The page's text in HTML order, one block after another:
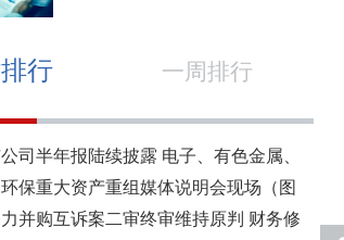
行 一周排行
公司半年报陆续披露 电子、有色金属、
工三大板块率先走强
保重大资产重组媒体说明会现场（图
并购互诉案二审终审维持原判 财务修